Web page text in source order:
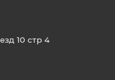
10 стр 4